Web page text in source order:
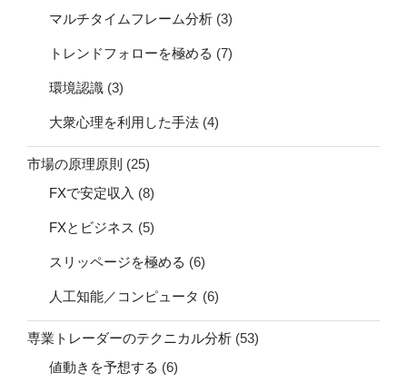
マルチタイムフレーム分析 (3)
トレンドフォローを極める (7)
環境認識 (3)
大衆心理を利用した手法 (4)
市場の原理原則 (25)
FXで安定収入 (8)
FXとビジネス (5)
スリッページを極める (6)
人工知能／コンピュータ (6)
専業トレーダーのテクニカル分析 (53)
値動きを予想する (6)